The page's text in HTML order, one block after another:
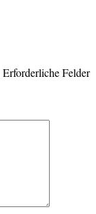
Erforderliche Felder